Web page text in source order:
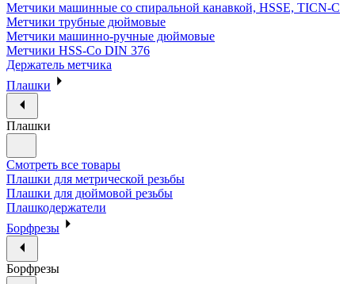
Метчики машинные со спиральной канавкой, HSSE, TICN-C
Метчики трубные дюймовые
Метчики машинно-ручные дюймовые
Метчики HSS-Co DIN 376
Держатель метчика
Плашки
Плашки
Смотреть все товары
Плашки для метрической резьбы
Плашки для дюймовой резьбы
Плашкодержатели
Борфрезы
Борфрезы